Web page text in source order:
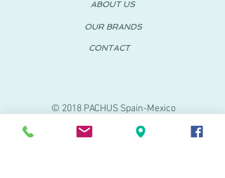
© 2018 PACHUS Spain-Mexico
ABOUT US
OUR BRANDS
CONTACT
PACHUS VINARÒS